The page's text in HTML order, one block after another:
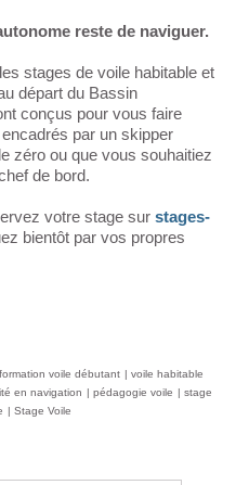
reste de naviguer.
stages de voile habitable et
départ du Bassin
conçus pour vous faire
par un skipper
zéro ou que vous souhaitiez
de bord.
votre stage sur stages-
bientôt par vos propres
formation voile débutant | voile habitable
en navigation | pédagogie voile | stage
| Stage Voile